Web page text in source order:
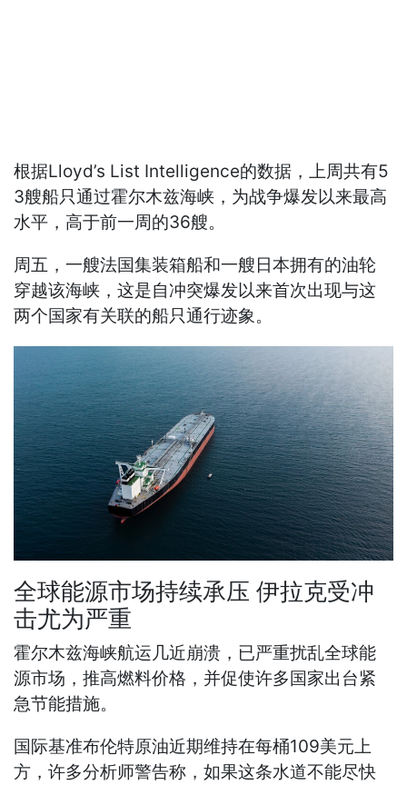
根据Lloyd’s List Intelligence的数据，上周共有5
3艘船只通过霍尔木兹海峡，为战争爆发以来最高
水平，高于前一周的36艘。
周五，一艘法国集装箱船和一艘日本拥有的油轮
穿越该海峡，这是自冲突爆发以来首次出现与这
两个国家有关联的船只通行迹象。
全球能源市场持续承压 伊拉克受冲
击尤为严重
霍尔木兹海峡航运几近崩溃，已严重扰乱全球能
源市场，推高燃料价格，并促使许多国家出台紧
急节能措施。
国际基准布伦特原油近期维持在每桶109美元上
方，许多分析师警告称，如果这条水道不能尽快